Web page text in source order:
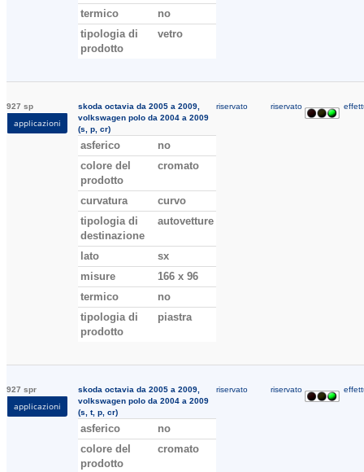
termico
no
tipologia di
prodotto
vetro
927 sp
applicazioni
skoda octavia da 2005 a 2009,
volkswagen polo da 2004 a 2009
(s, p, cr)
asferico
no
colore del
prodotto
cromato
curvatura
curvo
tipologia di
destinazione
autovetture
lato
sx
misure
166 x 96
termico
no
tipologia di
prodotto
piastra
riservato riservato
927 spr
applicazioni
skoda octavia da 2005 a 2009,
volkswagen polo da 2004 a 2009
(s, t, p, cr)
asferico
no
colore del
prodotto
cromato
riservato riservato